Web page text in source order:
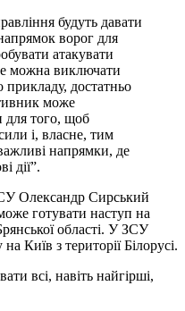
будуть давати
ворог для
атакувати
можна виключати
достатньо
може
для того, щоб
і, власне, тим
напрямки, де
дії”.
Олександр Сирський
готувати наступ на
області. У ЗСУ
Київ з території Білорусі.
всі, навіть найгірші,